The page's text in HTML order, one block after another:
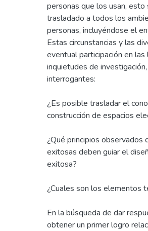
personas que los usan,
trasladado a todos los
personas, incluyéndose el
Estas circunstancias y las
eventual participación en
inquietudes de
interrogantes:
¿Es posible trasladar el
construcción de espacios
¿Qué principios observados
exitosas deben guiar el
exitosa?
¿Cuales son los elementos
En la búsqueda de dar
obtener un primer logro